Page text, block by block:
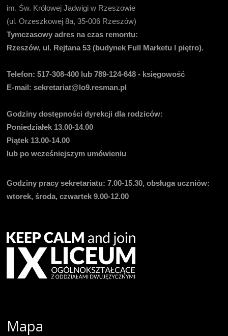
im. Św. Królowej Jadwigi w Rzeszowie
(ul. Orzeszkowej 8a, 35-006 Rzeszów)
Tymczasowy adres na czas remontu:
Rzeszów, ul. Rejtana 53 (budynek Full Marketu I piętro).
Telefon:517-308-400 lub 789-124-648 - księgowość
E-mail : sekretariat@lo9.resman.pl
Godziny dostępności dyrekcji dla rodziców:
Poniedziałek 13.00-14.00
Piątek 13.00-14.00
lub po wcześniejszym umówieniu
Godziny pracy sekretariatu: 7.00-15.30, obsługa uczniów:
wtorek, środa, czwartek 9.00-12.00
Mapa